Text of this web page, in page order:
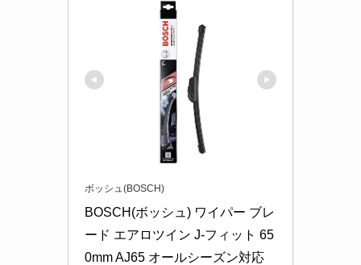
ボッシュ(BOSCH)
BOSCH(ボッシュ) ワイパー ブレ
ード エアロツイン J-フィット 65
0mm AJ65 オールシーズン対応